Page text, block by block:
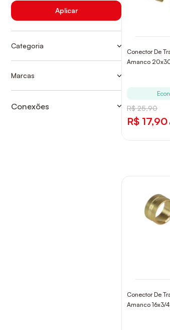
Aplicar
Categoria
Marcas
Conexões
Conector De
Amanco
R$ 25,90
R$ 17,90
Conector De
Amanco 16x3/